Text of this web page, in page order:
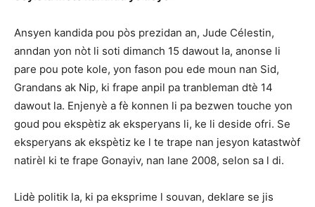
Ansyen kandida pou pòs prezidan an, Jude Célestin,
anndan yon nòt li soti dimanch 15 dawout la, anonse li
pare pou pote kole, yon fason pou ede moun nan Sid,
Grandans ak Nip, ki frape anpil pa tranbleman dtè 14
dawout la. Enjenyè a fè konnen li pa bezwen touche yon
goud pou ekspètiz ak eksperyans li, ke li deside ofri. Se
eksperyans ak ekspètiz ke l te trape nan jesyon katastwòf
natirèl ki te frape Gonayiv, nan lane 2008, selon sa l di.
Lidè politik la, ki pa eksprime l souvan, deklare se jis